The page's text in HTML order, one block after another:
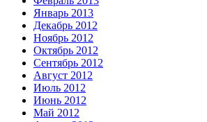
Январь 2013
Декабрь 2012
Ноябрь 2012
Октябрь 2012
Сентябрь 2012
Август 2012
Июль 2012
Июнь 2012
Май 2012